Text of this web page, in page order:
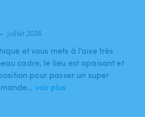
• juillet 2026
et vous mets à l’aise très
cadre, le lieu est apaisant et
pour passer un super
voir plus